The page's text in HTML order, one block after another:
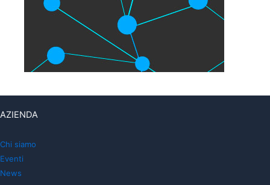
AZIENDA
Chi siamo
Eventi
News